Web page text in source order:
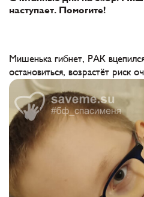
наступает. Помогите!
Мишенька гибнет, РАК
остановиться, возрастёт риск